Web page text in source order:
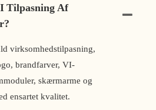
Tilpasning Af
virksomhedstilpasning,
brandfarver, VI-
skærmarme og
ensartet kvalitet.